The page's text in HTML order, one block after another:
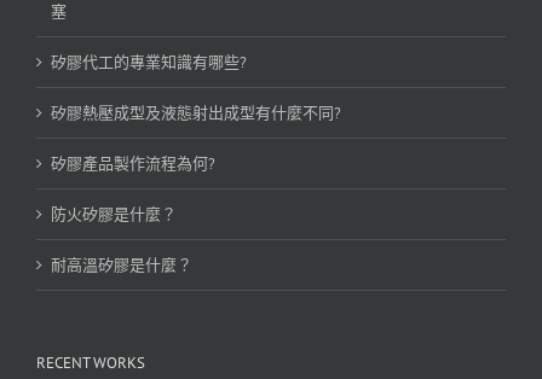
塞
矽膠代工的專業知識有哪些?
矽膠熱壓成型及液態射出成型有什麼不同?
矽膠產品製作流程為何?
防火矽膠是什麼？
耐高溫矽膠是什麼？
RECENT WORKS